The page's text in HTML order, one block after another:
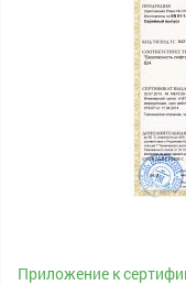
Приложение к